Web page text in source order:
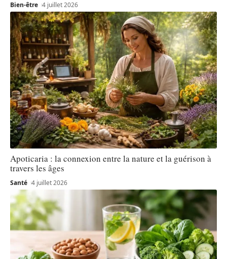
Bien-être 4 juillet 2026
Apoticaria : la connexion entre la nature et la guérison à
travers les âges
Santé 4 juillet 2026